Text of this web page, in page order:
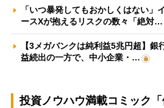
「いつ暴発してもおかしくはない」
ースXが抱えるリスクの数々「絶対…
【3メガバンクは純利益5兆円超】
益続出の一方で、中小企業・…
投資ノウハウ満載コミック「